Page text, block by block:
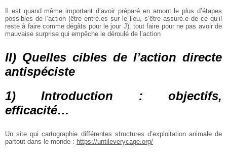
Il est quand même important d’avoir préparé en amont le plus d’étapes
possibles de l’action (être entré.es sur le lieu, s’être assuré.e de ce qu’il
reste à faire comme dégâts pour le jour J), tout faire pour ne pas avoir de
mauvaise surprise qui empêche le déroulé de l’action
II) Quelles cibles de l’action directe
antispéciste
1) Introduction : objectifs,
efficacité…
Un site qui cartographie différentes structures d’exploitation animale de
partout dans le monde : https://untileverycage.org/